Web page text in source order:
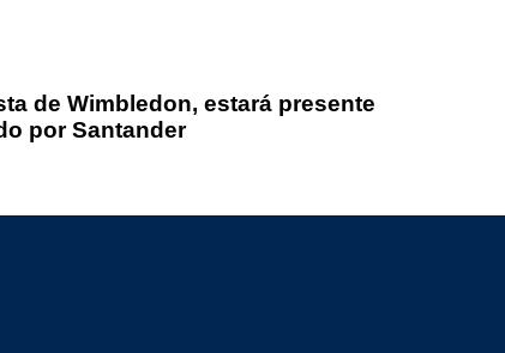
de Wimbledon, estará presente
por Santander